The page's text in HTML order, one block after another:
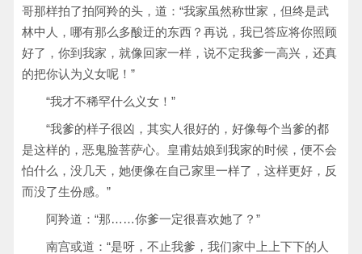
哥那样拍了拍阿羚的头，道：“我家虽然称世家，但终是武
林中人，哪有那么多酸迂的东西？再说，我已答应将你照顾
好了，你到我家，就像回家一样，说不定我爹一高兴，还真
的把你认为义女呢！”
“我才不稀罕什么义女！”
“我爹的样子很凶，其实人很好的，好像每个当爹的都
是这样的，恶鬼脸菩萨心。皇甫姑娘到我家的时候，便不会
怕什么，没几天，她便像在自己家里一样了，这样更好，反
而没了生份感。”
阿羚道：“那……你爹一定很喜欢她了？”
南宫或道：“是呀，不止我爹，我们家中上上下下的人